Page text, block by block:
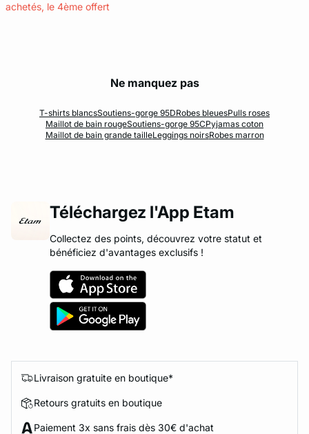
achetés, le 4ème offert
Ne manquez pas
T-shirts blancsSoutiens-gorge 95DRobes bleuesPulls roses
Maillot de bain rougeSoutiens-gorge 95CPyjamas coton
Maillot de bain grande tailleLeggings noirsRobes marron
Téléchargez l'App Etam
Collectez des points, découvrez votre statut et
bénéficiez d'avantages exclusifs !
Livraison gratuite en boutique*
Retours gratuits en boutique
Paiement 3x sans frais dès 30€ d'achat